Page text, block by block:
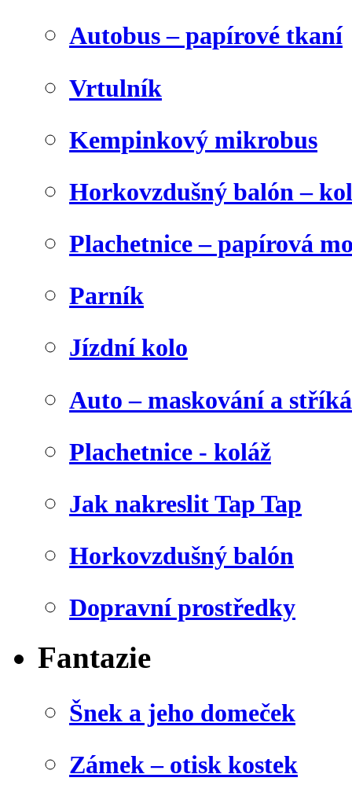
Autobus – papírové tkaní
Vrtulník
Kempinkový mikrobus
Horkovzdušný balón –
Plachetnice – papírová
Parník
Jízdní kolo
Auto – maskování a
Plachetnice - koláž
Jak nakreslit Tap Tap
Horkovzdušný balón
Dopravní prostředky
Fantazie
Šnek a jeho domeček
Zámek – otisk kostek